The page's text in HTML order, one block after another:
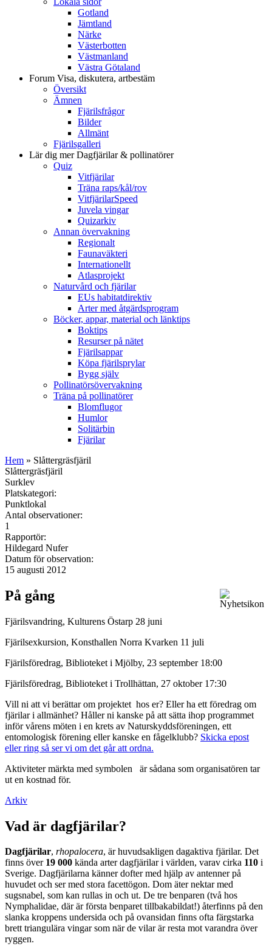
Gotland
Jämtland
Närke
Västerbotten
Västmanland
Västra Götaland
Forum Visa, diskutera, artbestäm
Översikt
Ämnen
Fjärilsfrågor
Bilder
Allmänt
Fjärilsgalleri
Lär dig merDagfjärilar & pollinatörer
Quiz
Vitfjärilar
Träna raps/kål/rov
VitfjärilarSpeed
Juvela vingar
Quizarkiv
Annan övervakning
Regionalt
Faunaväkteri
Internationellt
Atlasprojekt
Naturvård och fjärilar
EUs habitatdirektiv
Arter med åtgärdsprogram
Böcker, appar, material och länktips
Boktips
Resurser på nätet
Fjärilsappar
Köpa fjärilsprylar
Bygg själv
Pollinatörsövervakning
Träna på pollinatörer
Blomflugor
Humlor
Solitärbin
Fjärilar
Hem » Slåttergräsfjäril
Slåttergräsfjäril
Surklev
Platskategori:
Punktlokal
Antal observationer:
1
Rapportör:
Hildegard Nufer
Datum för observation:
15 augusti 2012
På gång
Fjärilsvandring, Kulturens Östarp 28 juni
Fjärilsexkursion, Konsthallen Norra Kvarken 11 juli
Fjärilsföredrag, Biblioteket i Mjölby, 23 september 18:00
Fjärilsföredrag, Biblioteket i Trollhättan, 27 oktober 17:30
Vill ni att vi berättar om projektet hos er? Eller ha ett föredrag om
fjärilar i allmänhet? Håller ni kanske på att sätta ihop programmet
inför vårens möten i en krets av Naturskyddsföreningen, ett
entomologisk förening eller kanske en fågelklubb? Skicka epost
eller ring så ser vi om det går att ordna.
Aktiviteter märkta med symbolen
är sådana som organisatören tar
ut en kostnad för.
Arkiv
Vad är dagfjärilar?
Dagfjärilar, rhopalocera, är huvudsakligen dagaktiva fjärilar. Det
finns över 19 000 kända arter dagfjärilar i världen, varav cirka 110 i
Sverige. Dagfjärilarna känner dofter med hjälp av antenner på
huvudet och ser med stora facettögon. Dom äter nektar med
sugsnabel, som kan rullas in och ut. De tre benparen (två hos
Nymphalidae, där är första benparet tillbakabildat!) återfinns på den
slanka kroppens undersida och på ovansidan finns ofta färgstarka
brett triangulära vingar som när de vilar är resta mot varandra över
ryggen.